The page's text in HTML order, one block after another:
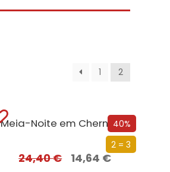
1 2
40%
2 = 3
Meia-Noite em Chernobyl
24,40€ 14,64 €